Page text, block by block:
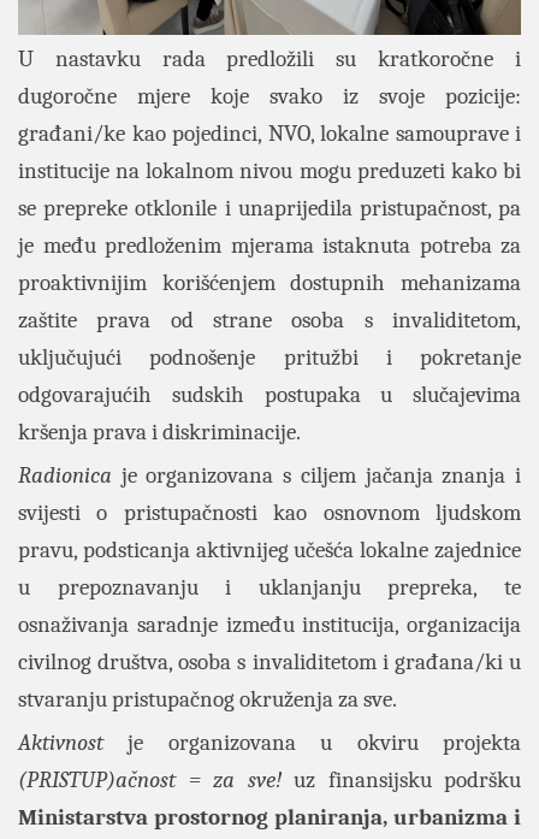
U nastavku rada predložili su kratkoročne i
dugoročne mjere koje svako iz svoje pozicije:
građani/ke kao pojedinci, NVO, lokalne samouprave i
institucije na lokalnom nivou mogu preduzeti kako bi
se prepreke otklonile i unaprijedila pristupačnost, pa
je među predloženim mjerama istaknuta potreba za
proaktivnijim korišćenjem dostupnih mehanizama
zaštite prava od strane osoba s invaliditetom,
uključujući podnošenje pritužbi i pokretanje
odgovarajućih sudskih postupaka u slučajevima
kršenja prava i diskriminacije.
Radionica je organizovana s ciljem jačanja znanja i
svijesti o pristupačnosti kao osnovnom ljudskom
pravu, podsticanja aktivnijeg učešća lokalne zajednice
u prepoznavanju i uklanjanju prepreka, te
osnaživanja saradnje između institucija, organizacija
civilnog društva, osoba s invaliditetom i građana/ki u
stvaranju pristupačnog okruženja za sve.
Aktivnostje organizovana u okviru projekta
(PRISTUP)ačnost = za sve!uz finansijsku podršku
Ministarstva prostornog planiranja, urbanizma i